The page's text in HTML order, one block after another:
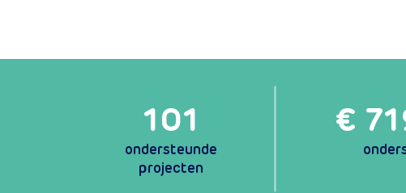
€
101
ondersteunde
projecten